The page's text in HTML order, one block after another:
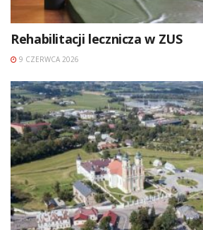
Rehabilitacji lecznicza w ZUS
9 CZERWCA 2026